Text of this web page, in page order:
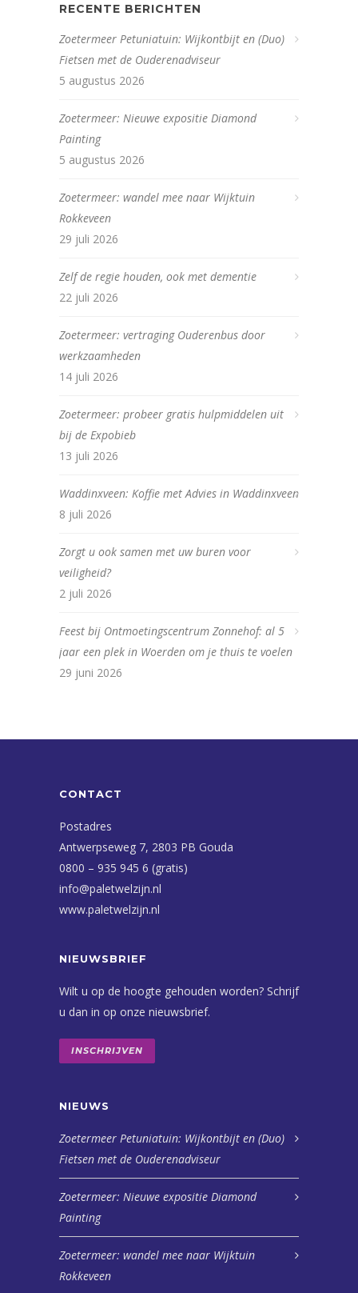
RECENTE BERICHTEN
Zoetermeer Petuniatuin: Wijkontbijt en (Duo)
Fietsen met de Ouderenadviseur
5 augustus 2026
Zoetermeer: Nieuwe expositie Diamond
Painting
5 augustus 2026
Zoetermeer: wandel mee naar Wijktuin
Rokkeveen
29 juli 2026
Zelf de regie houden, ook met dementie
22 juli 2026
Zoetermeer: vertraging Ouderenbus door
werkzaamheden
14 juli 2026
Zoetermeer: probeer gratis hulpmiddelen uit
bij de Expobieb
13 juli 2026
Waddinxveen: Koffie met Advies in Waddinxveen
8 juli 2026
Zorgt u ook samen met uw buren voor
veiligheid?
2 juli 2026
Feest bij Ontmoetingscentrum Zonnehof: al 5
jaar een plek in Woerden om je thuis te voelen
29 juni 2026
CONTACT
Postadres
Antwerpseweg 7, 2803 PB Gouda
0800 – 935 945 6 (gratis)
info@paletwelzijn.nl
www.paletwelzijn.nl
NIEUWSBRIEF
Wilt u op de hoogte gehouden worden? Schrijf
u dan in op onze nieuwsbrief.
INSCHRIJVEN
NIEUWS
Zoetermeer Petuniatuin: Wijkontbijt en (Duo)
Fietsen met de Ouderenadviseur
Zoetermeer: Nieuwe expositie Diamond
Painting
Zoetermeer: wandel mee naar Wijktuin
Rokkeveen